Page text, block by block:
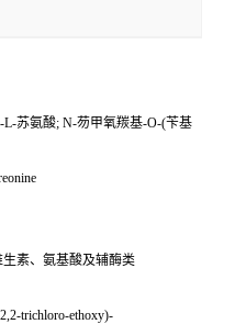
苏氨酸; N-芴甲氧羰基-O-(苄基
素、氨基酸及辅酶类
trichloro-ethoxy)-